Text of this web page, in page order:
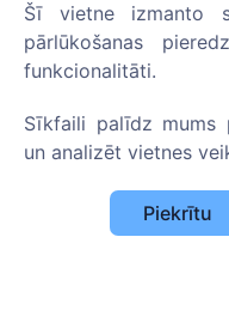
© 2013 - 2026
Šī vietne izmanto
pārlūkošanas
funkcionalitāti.
Sīkfaili palīdz mums
un analizēt vietnes
Piekrītu